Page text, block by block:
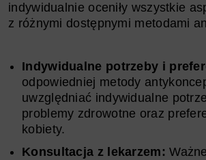
indywidualnie oceniły wszystkie
z różnymi dostępnymi metodami
Indywidualne potrzeby i
odpowiedniej metody
uwzględniać indywidualne
problemy zdrowotne oraz
kobiety.
Konsultacja z lekarzem: